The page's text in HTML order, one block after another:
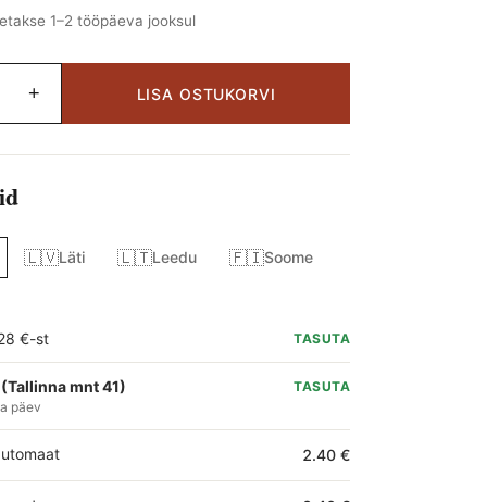
1–2 tööpäeva jooksul
+ LISA OSTUKORVI
🇱🇻Läti 🇱🇹Leedu 🇫🇮Soome
€-st TASUTA
mnt 41)
päev
TASUTA
2.40 €